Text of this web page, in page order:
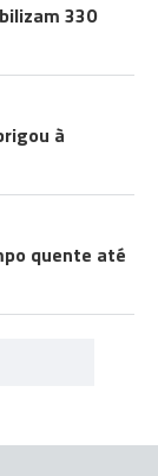
330
à
quente até